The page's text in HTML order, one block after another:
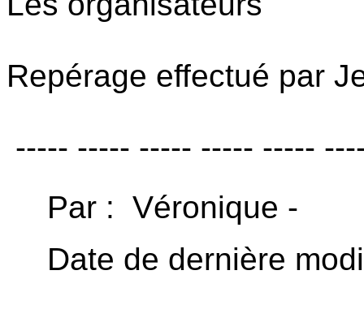
Repérage effectué par
----- ----- ----- ----- -----
Par : Véronique -
Date de dernière